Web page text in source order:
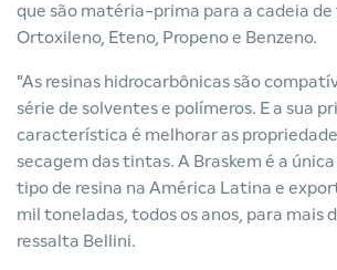
que são matéria-prima para a cadeia
Ortoxileno, Eteno, Propeno e Benzeno.
"As resinas hidrocarbônicas são
série de solventes e polímeros. E a sua
característica é melhorar as
secagem das tintas. A Braskem é a
tipo de resina na América Latina e
mil toneladas, todos os anos, para mais
ressalta Bellini.